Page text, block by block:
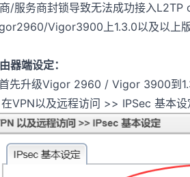
/服务商封锁导致无法成功接入L2TP
Vigor3900上1.3.0以及以上
器端设定：
先升级Vigor 2960 / Vigor 3900到
VPN以及远程访问 >> IPSec 基本